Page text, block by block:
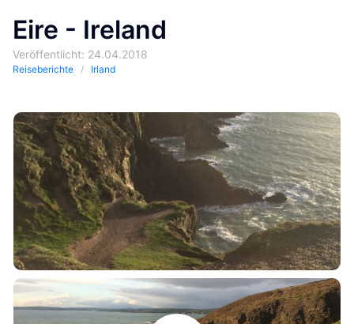
Eire - Ireland
Veröffentlicht: 24.04.2018
Reiseberichte Irland